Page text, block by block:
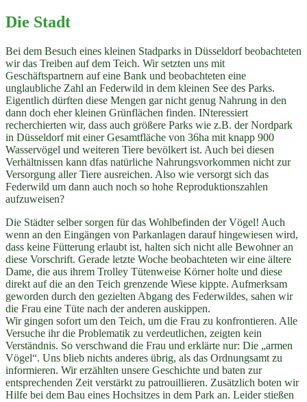
Die Stadt
Bei dem Besuch eines kleinen Stadparks in Düsseldorf beobachteten
wir das Treiben auf dem Teich. Wir setzten uns mit
Geschäftspartnern auf eine Bank und beobachteten eine
unglaubliche Zahl an Federwild in dem kleinen See des Parks.
Eigentlich dürften diese Mengen gar nicht genug Nahrung in den
dann doch eher kleinen Grünflächen finden. INteressiert
recherchierten wir, dass auch größere Parks wie z.B. der Nordpark
in Düsseldorf mit einer Gesamtfläche von 36ha mit knapp 900
Wasservögel und weiteren Tiere bevölkert ist. Auch bei diesen
Verhältnissen kann dfas natürliche Nahrungsvorkommen nicht zur
Versorgung aller Tiere ausreichen. Also wie versorgt sich das
Federwild um dann auch noch so hohe Reproduktionszahlen
aufzuweisen?
Die Städter selber sorgen für das Wohlbefinden der Vögel! Auch
wenn an den Eingängen von Parkanlagen darauf hingewiesen wird,
dass keine Fütterung erlaubt ist, halten sich nicht alle Bewohner an
diese Vorschrift. Gerade letzte Woche beobachteten wir eine ältere
Dame, die aus ihrem Trolley Tütenweise Körner holte und diese
direkt auf die an den Teich grenzende Wiese kippte. Aufmerksam
geworden durch den gezielten Abgang des Federwildes, sahen wir
die Frau eine Tüte nach der anderen auskippen.
Wir gingen sofort um den Teich, um die Frau zu konfrontieren. Alle
Versuche ihr die Problematik zu verdeutlichen, zeigten kein
Verständnis. So verschwand die Frau und erklärte nur: Die „armen
Vögel“. Uns blieb nichts anderes übrig, als das Ordnungsamt zu
informieren. Wir erzählten unsere Geschichte und baten zur
entsprechenden Zeit verstärkt zu patrouillieren. Zusätzlich boten wir
Hilfe bei dem Bau eines Hochsitzes in dem Park an. Leider stießen